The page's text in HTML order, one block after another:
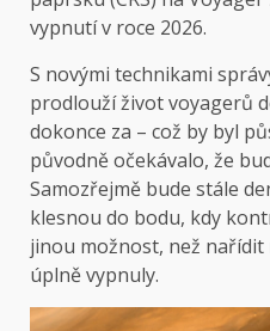
vypnutí v roce 2026.
S novými technikami
prodlouží život voyagerů
dokonce za – což by byl
původně očekávalo, že
Samozřejmě bude stále
klesnou do bodu, kdy
jinou možnost, než nařídit
úplně vypnuly.